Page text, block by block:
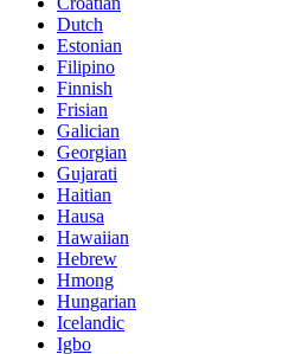
Dutch
Estonian
Filipino
Finnish
Frisian
Galician
Georgian
Gujarati
Haitian
Hausa
Hawaiian
Hebrew
Hmong
Hungarian
Icelandic
Igbo